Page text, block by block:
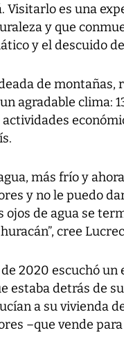
Visitarlo es una
y que
y el descuido
de
agradable clima:
más frío y
y no le puedo
ojos de agua se
cree
2020 escuchó
estaba detrás de
a su vivienda
–que vende